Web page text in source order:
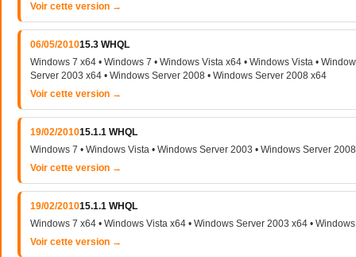
Voir cette version →
06/05/201015.3 WHQL
Windows 7 x64 • Windows 7 • Windows Vista x64 • Windows Vista •
Server 2003 x64 • Windows Server 2008 • Windows Server 2008 x64
Voir cette version →
19/02/201015.1.1 WHQL
Windows 7 • Windows Vista • Windows Server 2003 • Windows Server 2008
Voir cette version →
19/02/201015.1.1 WHQL
Windows 7 x64 • Windows Vista x64 • Windows Server 2003 x64 •
Voir cette version →